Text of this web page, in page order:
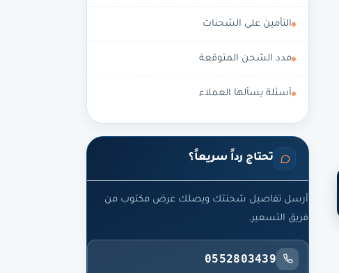
التأمين على الشحنات
مدد الشحن المتوقعة
أسئلة يسألها العملاء
تحتاج رداً سريعاً؟
أرسل تفاصيل شحنتك ويصلك عرض مكتوب من
فريق التسعير.
0552803439